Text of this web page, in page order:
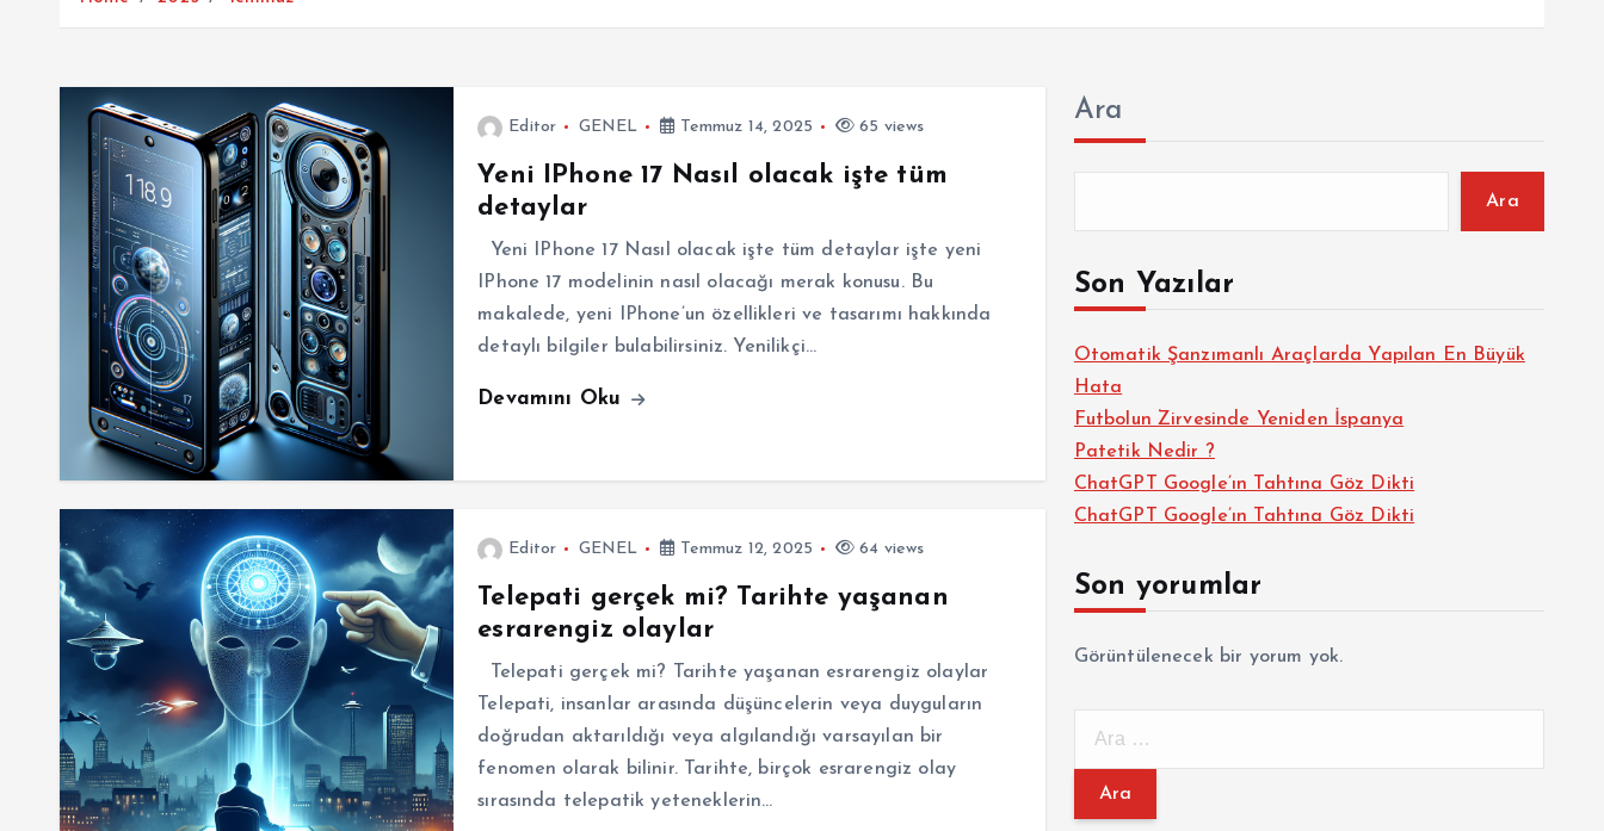
Editor GENEL Temmuz 14, 2025 65 views
Yeni IPhone 17 Nasıl olacak işte tüm
detaylar
Yeni IPhone 17 Nasıl olacak işte tüm detaylar işte yeni
IPhone 17 modelinin nasıl olacağı merak konusu. Bu
makalede, yeni IPhone’un özellikleri ve tasarımı hakkında
detaylı bilgiler bulabilirsiniz. Yenilikçi…
Devamını Oku
Editor GENEL Temmuz 12, 2025 64 views
Telepati gerçek mi? Tarihte yaşanan
esrarengiz olaylar
Telepati gerçek mi? Tarihte yaşanan esrarengiz olaylar
Telepati, insanlar arasında düşüncelerin veya duyguların
doğrudan aktarıldığı veya algılandığı varsayılan bir
fenomen olarak bilinir. Tarihte, birçok esrarengiz olay
sırasında telepatik yeteneklerin…
Ara
Ara
Son Yazılar
Otomatik Şanzımanlı Araçlarda Yapılan En Büyük
Hata
Futbolun Zirvesinde Yeniden İspanya
Patetik Nedir ?
ChatGPT Google’ın Tahtına Göz Dikti
ChatGPT Google’ın Tahtına Göz Dikti
Son yorumlar
Görüntülenecek bir yorum yok.
m